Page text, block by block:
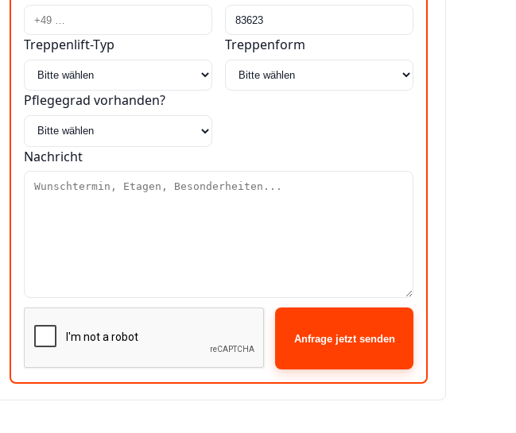
Treppenlift-Typ Treppenform
Pflegegrad vorhanden?
Nachricht
Anfrage jetzt senden